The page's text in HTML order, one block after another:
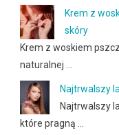
Krem z
skóry
Krem z woskiem
naturalnej …
Najtrwalszy
Najtrwalszy
które pragną …